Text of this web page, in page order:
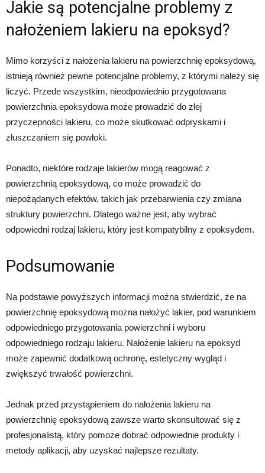
Jakie są potencjalne problemy z
nałożeniem lakieru na epoksyd?
Mimo korzyści z nałożenia lakieru na powierzchnię epoksydową,
istnieją również pewne potencjalne problemy, z którymi należy się
liczyć. Przede wszystkim, nieodpowiednio przygotowana
powierzchnia epoksydowa może prowadzić do złej
przyczepności lakieru, co może skutkować odpryskami i
złuszczaniem się powłoki.
Ponadto, niektóre rodzaje lakierów mogą reagować z
powierzchnią epoksydową, co może prowadzić do
niepożądanych efektów, takich jak przebarwienia czy zmiana
struktury powierzchni. Dlatego ważne jest, aby wybrać
odpowiedni rodzaj lakieru, który jest kompatybilny z epoksydem.
Podsumowanie
Na podstawie powyższych informacji można stwierdzić, że na
powierzchnię epoksydową można nałożyć lakier, pod warunkiem
odpowiedniego przygotowania powierzchni i wyboru
odpowiedniego rodzaju lakieru. Nałożenie lakieru na epoksyd
może zapewnić dodatkową ochronę, estetyczny wygląd i
zwiększyć trwałość powierzchni.
Jednak przed przystąpieniem do nałożenia lakieru na
powierzchnię epoksydową zawsze warto skonsultować się z
profesjonalistą, który pomoże dobrać odpowiednie produkty i
metody aplikacji, aby uzyskać najlepsze rezultaty.